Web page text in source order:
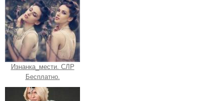
Изнанка_мести. СЛР
Бесплатно.